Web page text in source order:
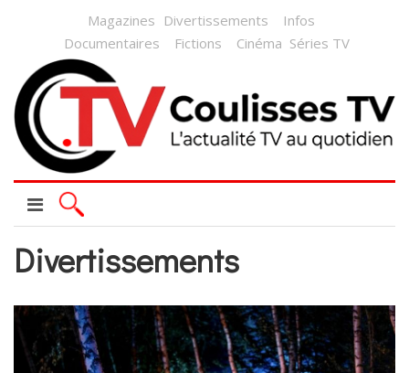
Magazines Divertissements
Infos
Documentaires
Fictions Cinéma Séries TV
Divertissements